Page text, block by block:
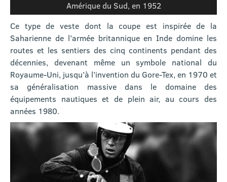
Amérique du Sud, en 1952
Ce type de veste dont la coupe est inspirée de la
Saharienne de l’armée britannique en Inde domine les
routes et les sentiers des cinq continents pendant des
décennies, devenant même un symbole national du
Royaume-Uni, jusqu’à l’invention du Gore-Tex, en 1970 et
sa généralisation massive dans le domaine des
équipements nautiques et de plein air, au cours des
années 1980.